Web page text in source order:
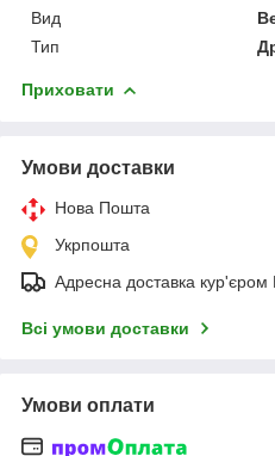
Вид
Тип
Приховати
Умови доставки
Нова Пошта
Укрпошта
Адресна доставка
Всі умови доставки
Умови оплати